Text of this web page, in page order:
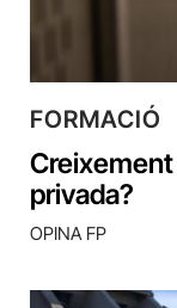
FORMACIÓ
Creixement
privada?
OPINA FP